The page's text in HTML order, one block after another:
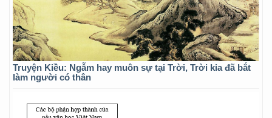
Truyện Kiều: Ngẫm hay muôn sự tại Trời, Trời kia đã bắt
làm người có thân